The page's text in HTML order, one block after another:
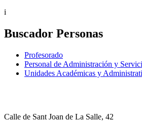
i
Buscador Personas
Profesorado
Personal de Administración y
Unidades Académicas y
Calle de Sant Joan de La Salle, 42